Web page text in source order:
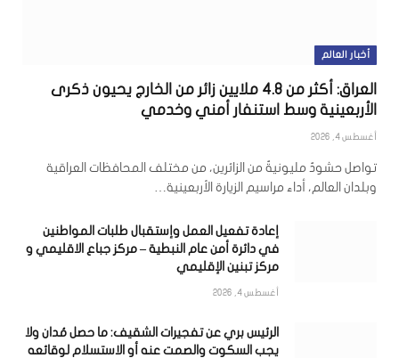
أخبار العالم
العراق: أكثر من 4.8 ملايين زائر من الخارج يحيون ذكرى
الأربعينية وسط استنفار أمني وخدمي
أغسطس 4, 2026
تواصل حشودٌ مليونيةٌ من الزائرين، من مختلف المحافظات العراقية
وبلدان العالم، أداء مراسيم الزيارة الأربعينية…
إعادة تفعيل العمل وإستقبال طلبات المواطنين
في دائرة أمن عام النبطية – مركز جباع الاقليمي و
مركز تبنين الإقليمي
أغسطس 4, 2026
الرئيس بري عن تفجيرات الشقيف: ما حصل مُدان ولا
يجب السكوت والصمت عنه أو الاستسلام لوقائعه